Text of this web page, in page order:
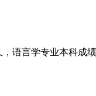
语言学专业本科成